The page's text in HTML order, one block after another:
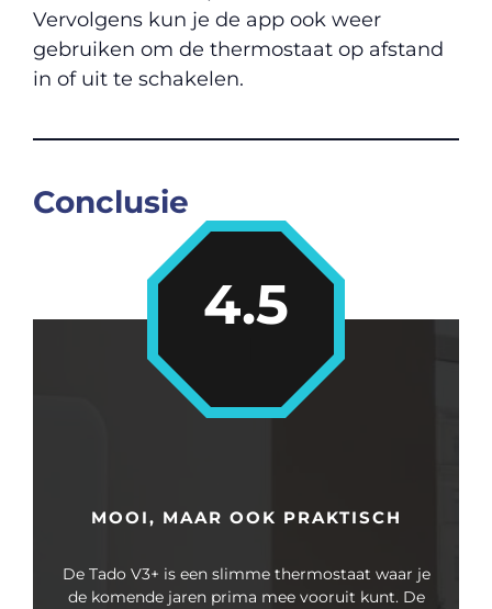
Vervolgens kun je de app ook weer
gebruiken om de thermostaat op afstand
in of uit te schakelen.
Conclusie
MOOI, MAAR OOK PRAKTISCH
De Tado V3+ is een slimme thermostaat waar je
de komende jaren prima mee vooruit kunt. De
4.5